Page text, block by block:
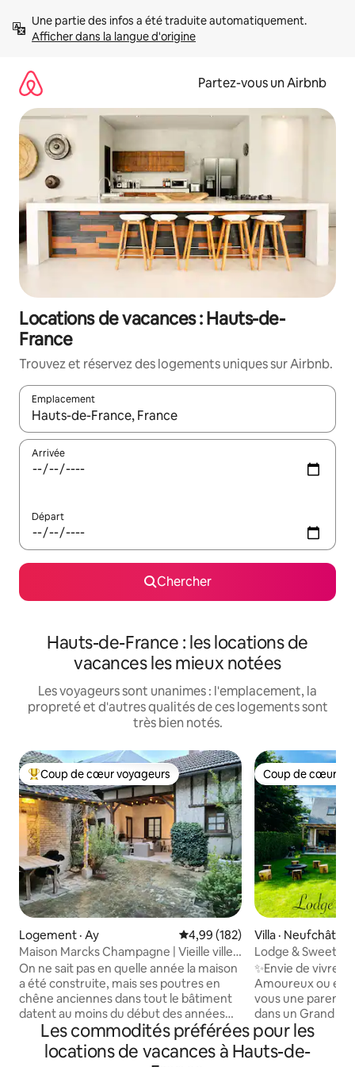
directement
Afficher dans la langue d'origine
Partez-vous un Airbnb
Locations de vacances : Hauts-de-
France
Trouvez et réservez des logements uniques sur Airbnb.
Emplacement
Quand les résultats sont affichés, parcourez-les en utilisant
Arrivée
Départ
Chercher
Hauts-de-France : les locations de
vacances les mieux notées
Les voyageurs sont unanimes : l'emplacement, la
propreté et d'autres qualités de ces logements sont
très bien notés.
Coup de cœur voyageurs parmi les plus aimés
Coup de cœur voyageurs
Logement · Ay Note moyenne de 4,99 sur 5,
4,99 (182)
Maison Marcks Champagne | Vieille ville
d'Ay
On ne sait pas en quelle année la maison
a été construite, mais ses poutres en
chêne anciennes dans tout le bâtiment
datent au moins du début des années
1600. Les hauts plafonds offrent un
espace spacieux et aéré mais très
confortable sur trois étages. La cour
Coup de cœur
Coup de cœur
Villa ·
Lodge & Sweety
✨Envie de vivre
Amoureux ou entre
vous une
dans un Grand
romantique sous
invitation au
💦Détendez-vous
Les commodités préférées pour les
locations de vacances à Hauts-de-